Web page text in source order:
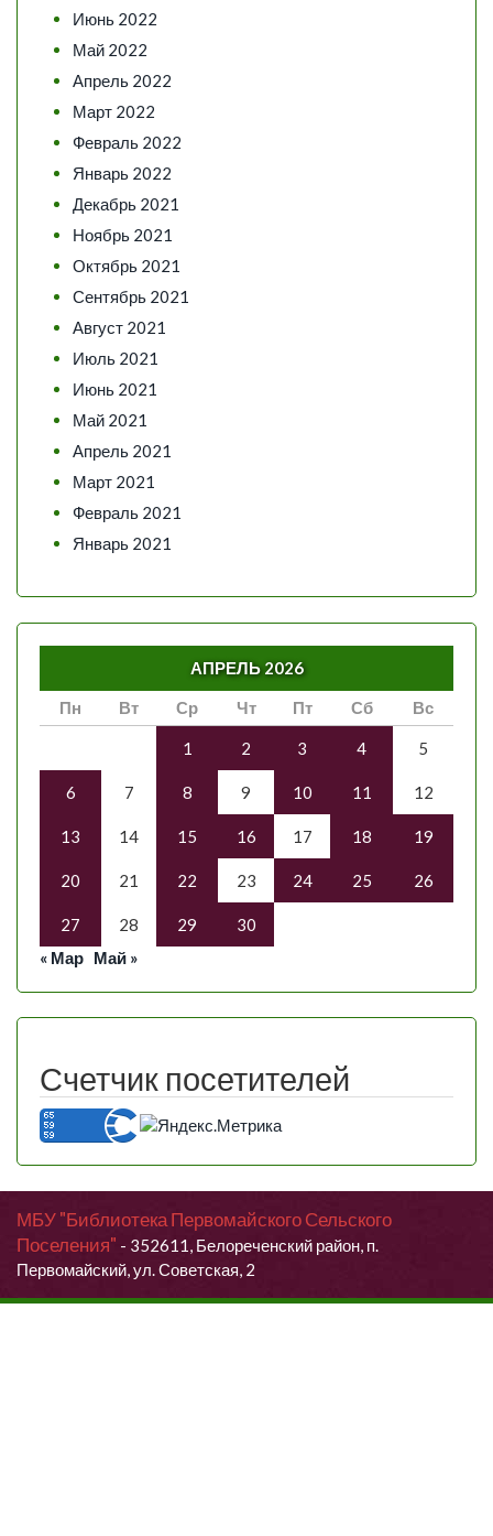
Июнь 2022
Май 2022
Апрель 2022
Март 2022
Февраль 2022
Январь 2022
Декабрь 2021
Ноябрь 2021
Октябрь 2021
Сентябрь 2021
Август 2021
Июль 2021
Июнь 2021
Май 2021
Апрель 2021
Март 2021
Февраль 2021
Январь 2021
АПРЕЛЬ 2026
Пн
Вт Ср Чт Пт Сб Вс
1 2 3 4 5
6 7 8 9 10 11 12
13 14 15 16 17 18 19
20 21 22 23 24 25 26
27 28 29
30
« Мар Май »
Счетчик посетителей
МБУ "Библиотека Первомайского Сельского
Поселения" - 352611, Белореченский район, п.
Первомайский, ул. Советская, 2